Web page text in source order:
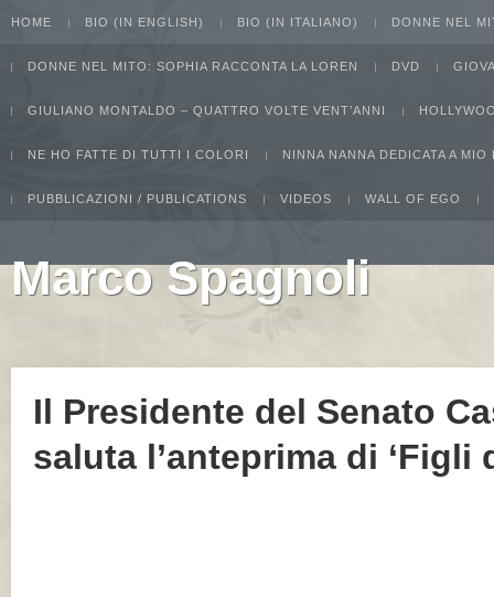
HOME BIO (IN ENGLISH) BIO (IN ITALIANO) DONNE NEL
DONNE NEL MITO: SOPHIA RACCONTA LA LOREN DVD
GIULIANO MONTALDO – QUATTRO VOLTE VENT’ANNI
NE HO FATTE DI TUTTI I COLORI NINNA NANNA DEDICATA A MIO
PUBBLICAZIONI / PUBLICATIONS VIDEOS WALL OF EGO
Marco Spagnoli
Il Presidente del Senato
saluta l’anteprima di ‘Figli